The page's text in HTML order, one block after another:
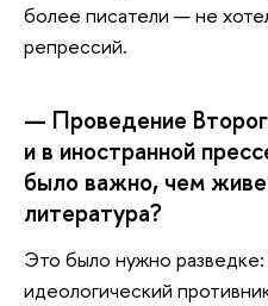
более писатели — не
репрессий.
— Проведение
и в иностранной
было важно, чем
литература?
Это было нужно
идеологический